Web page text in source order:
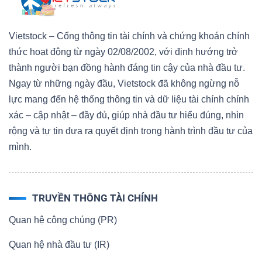
Vietstock – Cổng thông tin tài chính và chứng khoán chính
thức hoạt động từ ngày 02/08/2002, với định hướng trở
thành người bạn đồng hành đáng tin cậy của nhà đầu tư.
Ngay từ những ngày đầu, Vietstock đã không ngừng nỗ
lực mang đến hệ thống thông tin và dữ liệu tài chính chính
xác – cập nhật – đầy đủ, giúp nhà đầu tư hiểu đúng, nhìn
rộng và tự tin đưa ra quyết định trong hành trình đầu tư của
mình.
TRUYỀN THÔNG TÀI CHÍNH
Quan hệ công chúng (PR)
Quan hệ nhà đầu tư (IR)